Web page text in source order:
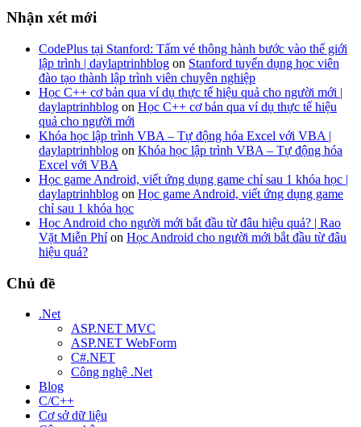
Nhận xét mới
CodePlus tại Stanford: Tấm vé thông hành bước vào thế giới
lập trình | daylaptrinhblog on Stanford tuyển dụng học viên
đào tạo thành lập trình viên chuyên nghiệp
Học C++ cơ bản qua ví dụ thực tế hiệu quả cho người mới |
daylaptrinhblog on Học C++ cơ bản qua ví dụ thực tế hiệu
quả cho người mới
Khóa học lập trình VBA – Tự động hóa Excel với VBA |
daylaptrinhblog on Khóa học lập trình VBA – Tự động hóa
Excel với VBA
Học game Android, viết ứng dụng game chỉ sau 1 khóa học |
daylaptrinhblog on Học game Android, viết ứng dụng game
chỉ sau 1 khóa học
Học Android cho người mới bắt đầu từ đâu hiệu quả? | Rao
Vặt Miễn Phíon Học Android cho người mới bắt đầu từ đâu
hiệu quả?
Chủ đề
.Net
ASP.NET MVC
ASP.NET WebForm
C#.NET
Công nghệ .Net
Blog
C/C++
Cơ sở dữ liệu